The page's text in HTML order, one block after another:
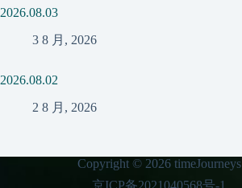
2026.08.03
3 8 月, 2026
2026.08.02
2 8 月, 2026
Copyright © 2026 timeJourneys
京ICP备2021040568号-1